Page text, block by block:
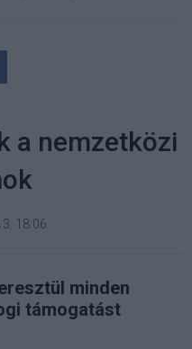
a nemzetközi
18:06
minden
támogatást